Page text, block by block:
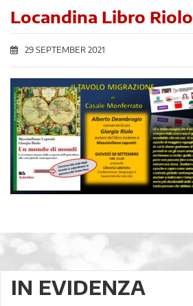
Locandina Libro Riolo
29 SEPTEMBER 2021
IN EVIDENZA